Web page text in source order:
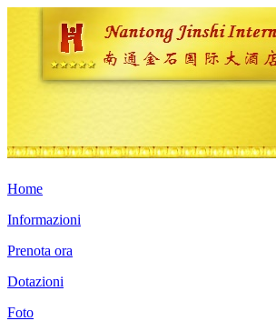
Home
Informazioni
Prenota ora
Dotazioni
Foto